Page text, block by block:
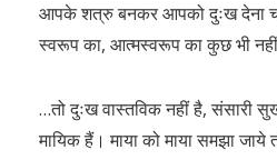
आपके शत्रु बनकर आपको दुःख देना
स्वरूप का, आत्मस्वरूप का कुछ भी
…तो दुःख वास्तविक नहीं है, संसारी
मायिक हैं। माया को माया समझा जाये